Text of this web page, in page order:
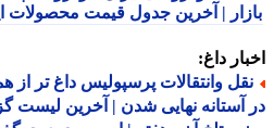
| آخرین جدول قیمت محصولات
داغ:
آستانه نهایی شدن | آخرین لیست گزینه